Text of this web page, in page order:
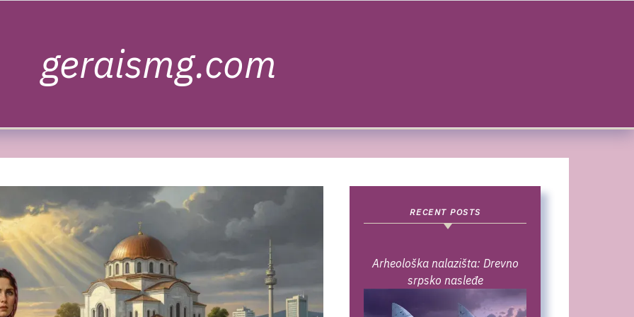
geraismg.com
RECENT POSTS
Arheološka nalazišta: Drevno
srpsko nasleđe